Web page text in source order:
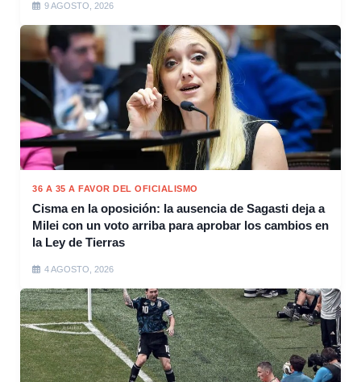
9 AGOSTO, 2026
36 A 35 A FAVOR DEL OFICIALISMO
Cisma en la oposición: la ausencia de Sagasti deja a
Milei con un voto arriba para aprobar los cambios en
la Ley de Tierras
4 AGOSTO, 2026